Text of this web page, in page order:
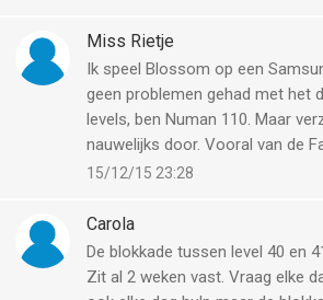
is overigens een geweldig spel
meer levels zijn op het moment!
Miss Rietje
Ik speel Blossom op een
geen problemen gehad met het
levels, ben Numan 110. Maar
nauwelijks door. Vooral van de
15/12/15 23:28
Carola
De blokkade tussen level 40 en
Zit al 2 weken vast. Vraag elke